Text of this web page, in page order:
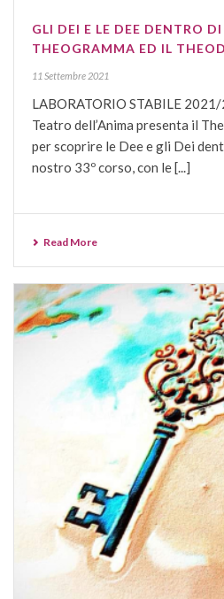
GLI DEI E LE DEE DENTRO
THEOGRAMMA ED IL
11 Settembre 2021
LABORATORIO STABILE
Teatro dell’Anima presenta il
per scoprire le Dee e gli Dei
nostro 33º corso, con le [...]
Read More